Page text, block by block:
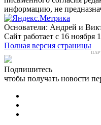
информацию, не
Основатели: Андрей и
Сайт работает с 16 ноября
Полная версия страницы
Подпишитесь
чтобы получать новости